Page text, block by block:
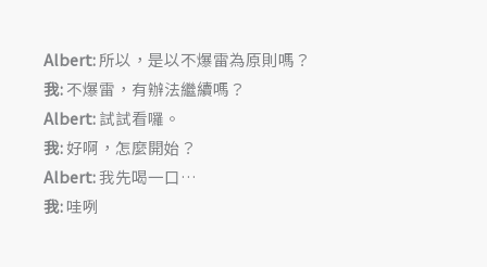
Albert:所以，是以不爆雷為原則嗎？
我:不爆雷，有辦法繼續嗎？
Albert:試試看囉。
我:好啊，怎麼開始？
Albert:我先喝一口…
我:哇咧